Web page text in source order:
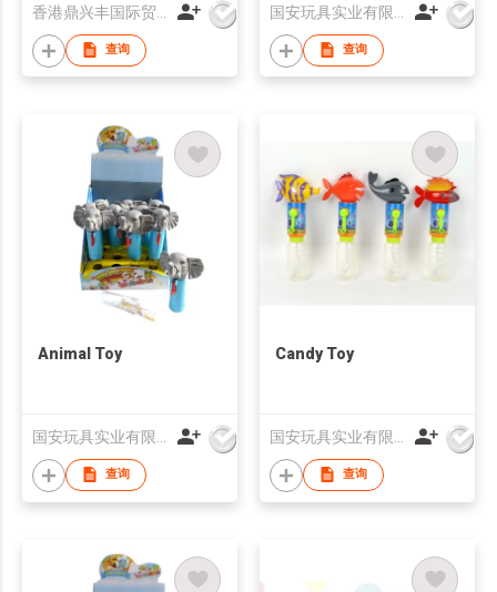
Candy Machine Toy
For Ch
查询 查询
Animal Toy
查询
Candy Toy
查询